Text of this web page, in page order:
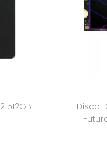
512GB
Disco